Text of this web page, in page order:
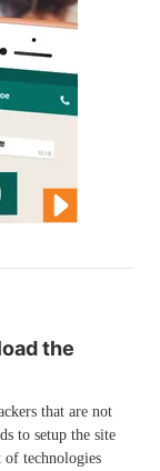
the
that are not
to setup the site
technologies